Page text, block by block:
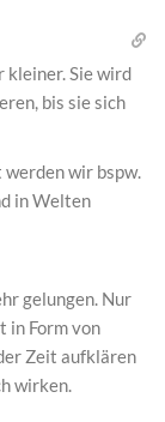
Sie wird
bis sie sich
wir bspw.
in Welten
gelungen. Nur
in Form von
Zeit aufklären
wirken.